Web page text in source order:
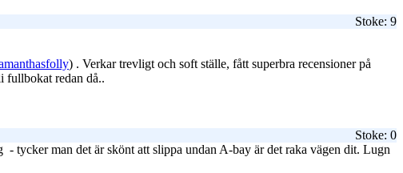
Stoke: 9
) . Verkar trevligt och soft ställe, fått superbra recensioner på
fullbokat redan då..
Stoke: 0
- tycker man det är skönt att slippa undan A-bay är det raka vägen dit. Lugn